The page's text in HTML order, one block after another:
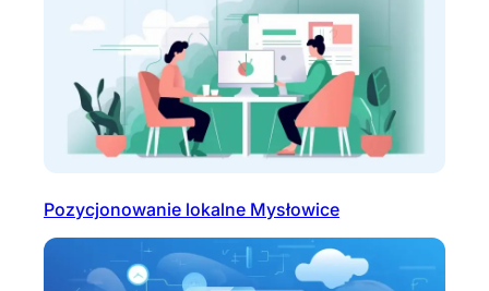
Pozycjonowanie lokalne Mysłowice